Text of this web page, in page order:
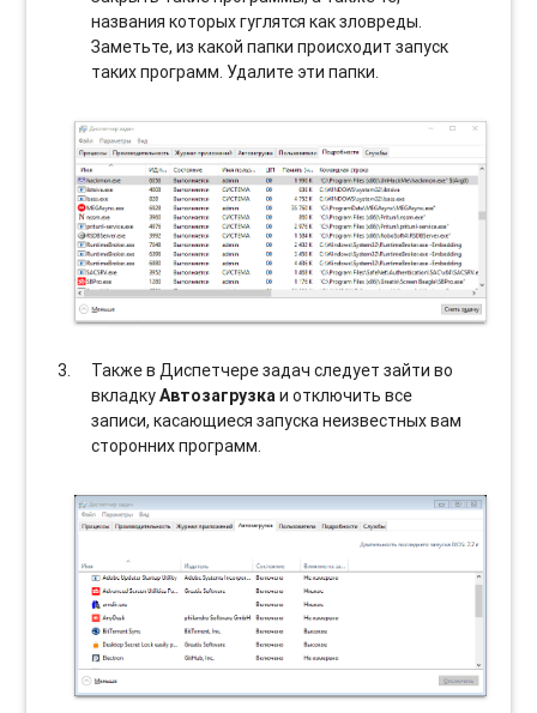
названия которых гуглятся как зловреды.
Заметьте, из какой папки происходит запуск
таких программ. Удалите эти папки.
Также в Диспетчере задач следует зайти во
вкладкуАвтозагрузкаи отключить все
записи, касающиеся запуска неизвестных вам
сторонних программ.